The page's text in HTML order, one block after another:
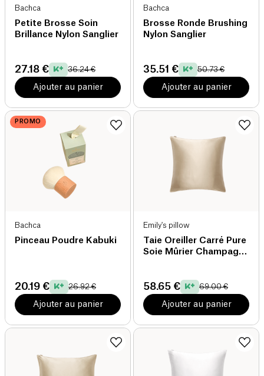
Bachca
Petite Brosse Soin
Brillance Nylon Sanglier
27.18 € 36.24 €
Ajouter au panier
Bachca
Brosse Ronde Brushing
Nylon Sanglier
35.51 € 50.73 €
Ajouter au panier
PROMO
Bachca
Pinceau Poudre Kabuki
20.19 € 26.92 €
Ajouter au panier
Emily's pillow
Taie Oreiller Carré Pure
Soie Mûrier Champagne
58.65 € 69.00 €
Ajouter au panier